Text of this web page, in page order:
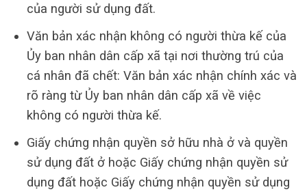
của người sử dụng đất.
Văn bản xác nhận không có người thừa kế của
Ủy ban nhân dân cấp xã tại nơi thường trú của
cá nhân đã chết: Văn bản xác nhận chính xác và
rõ ràng từ Ủy ban nhân dân cấp xã về việc
không có người thừa kế.
Giấy chứng nhận quyền sở hữu nhà ở và quyền
sử dụng đất ở hoặc Giấy chứng nhận quyền sử
dụng đất hoặc Giấy chứng nhận quyền sử dụng